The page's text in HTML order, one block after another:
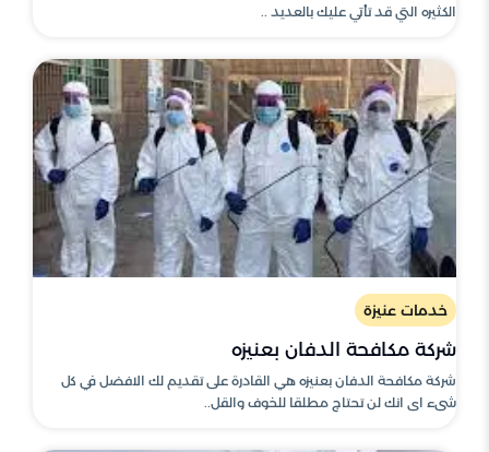
الكثيره التي قد تأتي عليك بالعديد ..
خدمات عنيزة
شركة مكافحة الدفان بعنيزه
شركة مكافحة الدفان بعنيزه هي القادرة على تقديم لك الافضل في كل
شىء اى انك لن تحتاج مطلقا للخوف والقل..